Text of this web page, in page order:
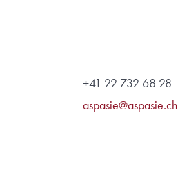
+41 22 732 68 28
aspasie@aspasie.ch